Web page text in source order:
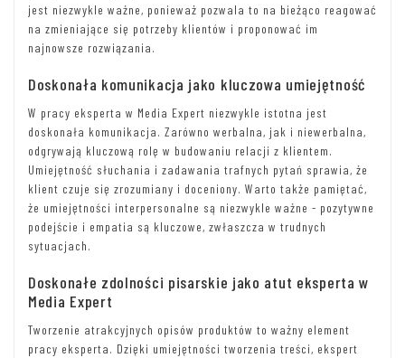
jest niezwykle ważne, ponieważ pozwala to na bieżąco reagować
na zmieniające się potrzeby klientów i proponować im
najnowsze rozwiązania.
Doskonała komunikacja jako kluczowa umiejętność
W pracy eksperta w Media Expert niezwykle istotna jest
doskonała komunikacja. Zarówno werbalna, jak i niewerbalna,
odgrywają kluczową rolę w budowaniu relacji z klientem.
Umiejętność słuchania i zadawania trafnych pytań sprawia, że
klient czuje się zrozumiany i doceniony. Warto także pamiętać,
że umiejętności interpersonalne są niezwykle ważne - pozytywne
podejście i empatia są kluczowe, zwłaszcza w trudnych
sytuacjach.
Doskonałe zdolności pisarskie jako atut eksperta w
Media Expert
Tworzenie atrakcyjnych opisów produktów to ważny element
pracy eksperta. Dzięki umiejętności tworzenia treści, ekspert